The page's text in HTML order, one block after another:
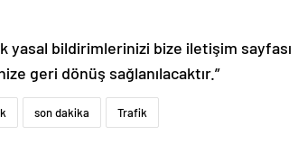
yasal bildirimlerinizi bize iletişim sayfası
geri dönüş sağlanılacaktır.”
son dakika Trafik